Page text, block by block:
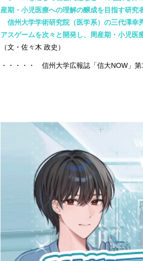
産期・小児医療への理解の醸成を目指す研究
信州大学学術研究院（医学系）の三代澤幸
アスゲームを次々と開発し、周産期・小児医
（文・佐々木 政史）
・・・・・ 信州大学広報誌「信大NOW」